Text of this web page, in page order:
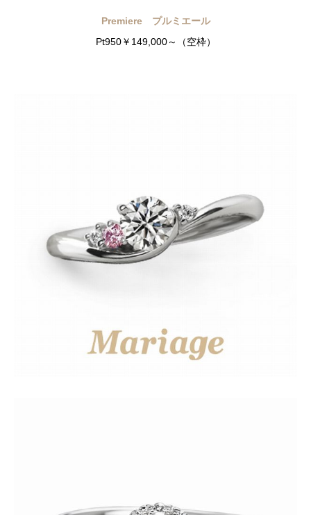
Premiere プルミエール
Pt950￥149,000～（空枠）